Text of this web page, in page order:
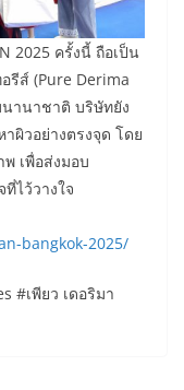
2025 ครั้งนี้ ถือเป็น
รีส์ (Pure Derima
านาชาติ บริษัทยัง
วอย่างตรงจุด โดย
เพื่อส่งมอบ
ไว้วางใจ
bangkok-2025/
#เพียว เดอริมา